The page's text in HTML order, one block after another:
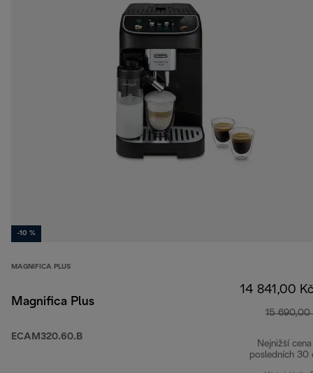
-10 %
MAGNIFICA PLUS
Magnifica Plus
ECAM320.60.B
14 841,00 Kč
15 690,00
Nejnižší
posledních 30